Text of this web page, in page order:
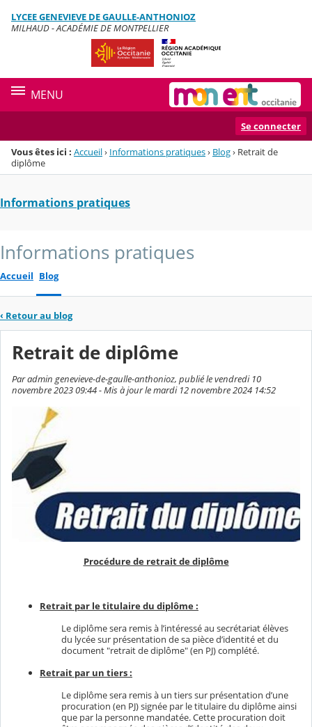
Menu de la rubrique
Contenu
LYCEE GENEVIEVE DE GAULLE-ANTHONIOZ
MILHAUD - ACADÉMIE DE MONTPELLIER
MENU
Se connecter
Vous êtes ici : Accueil› Informations pratiques› Blog› Retrait de
diplôme
Informations pratiques
Informations pratiques
Accueil Blog
‹ Retour au blog
Retrait de diplôme
Par admin genevieve-de-gaulle-anthonioz, publié le vendredi 10
novembre 2023 09:44 - Mis à jour le mardi 12 novembre 2024 14:52
Procédure de retrait de diplôme
Retrait par le titulaire du diplôme :
Le diplôme sera remis à l’intéressé au secrétariat élèves
du lycée sur présentation de sa pièce d’identité et du
document "retrait de diplôme" (en PJ) complété.
Retrait par un tiers :
Le diplôme sera remis à un tiers sur présentation d’une
procuration (en PJ) signée par le titulaire du diplôme ainsi
que par la personne mandatée. Cette procuration doit